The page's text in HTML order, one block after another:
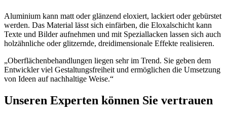
Aluminium kann matt oder glänzend eloxiert, lackiert oder gebürstet
werden. Das Material lässt sich einfärben, die Eloxalschicht kann
Texte und Bilder aufnehmen und mit Speziallacken lassen sich auch
holzähnliche oder glitzernde, dreidimensionale Effekte realisieren.
„Oberflächenbehandlungen liegen sehr im Trend. Sie geben dem
Entwickler viel Gestaltungsfreiheit und ermöglichen die Umsetzung
von Ideen auf nachhaltige Weise.“
Unseren Experten können Sie vertrauen